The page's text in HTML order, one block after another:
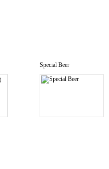
Special Beer